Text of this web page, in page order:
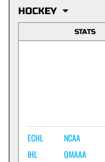
HOCKEY
STATS
ECHL
IHL
NCAA
QMAAA